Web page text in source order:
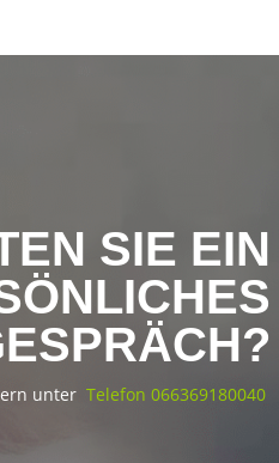
SIE EIN
unterTelefon 066369180040